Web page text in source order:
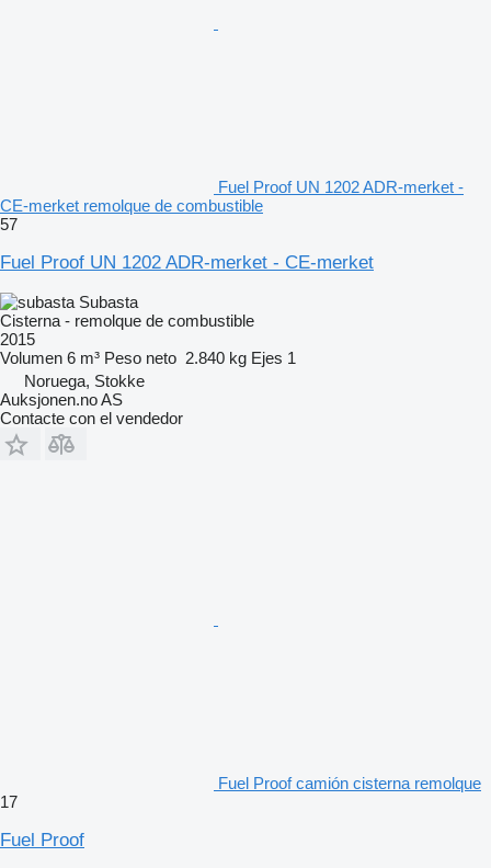
Fuel Proof UN 1202 ADR-merket -
CE-merket remolque de combustible
57
Fuel Proof UN 1202 ADR-merket - CE-merket
Subasta
Cisterna - remolque de combustible
2015
Volumen 6 m³ Peso neto 2.840 kg Ejes 1
Noruega, Stokke
Auksjonen.no AS
Contacte con el vendedor
Fuel Proof camión cisterna remolque
17
Fuel Proof